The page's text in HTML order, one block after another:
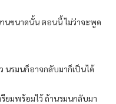
นขนาดนั้น ตอนนี้ ไม่ว่าจะพูด
นรมนก็อาจกลับมาก็เป็นได้
ยมพร้อมไว้ ถ้านรมนกลับมา